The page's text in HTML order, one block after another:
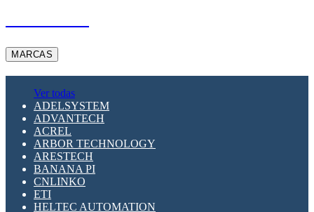
MARCAS
Ver todas
ADELSYSTEM
ADVANTECH
ACREL
ARBOR TECHNOLOGY
ARESTECH
BANANA PI
CNLINKO
ETI
HELTEC AUTOMATION